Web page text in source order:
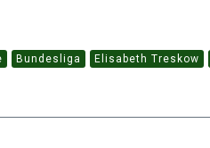
Bundesliga Elisabeth Treskow